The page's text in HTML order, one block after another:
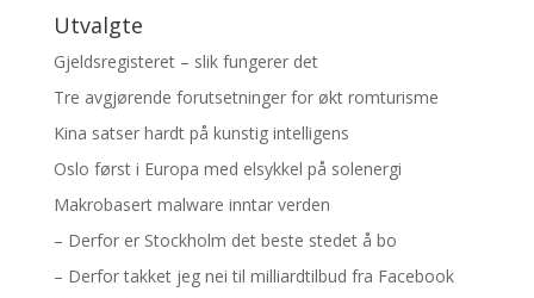
Utvalgte
Gjeldsregisteret – slik fungerer det
Tre avgjørende forutsetninger for økt romturisme
Kina satser hardt på kunstig intelligens
Oslo først i Europa med elsykkel på solenergi
Makrobasert malware inntar verden
– Derfor er Stockholm det beste stedet å bo
– Derfor takket jeg nei til milliardtilbud fra Facebook